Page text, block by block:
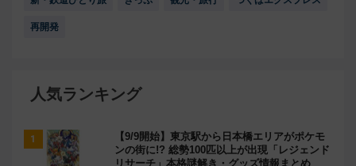
再開発
人気ランキング
【9/9開始】東京駅から日本橋エリアがポケモ
ンの街に!? 総勢100匹以上が出現「レジェンド
リサーチ」本格謎解き・グッズ情報まとめ